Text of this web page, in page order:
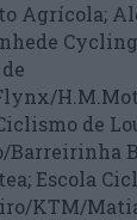
Agrícola;
de
Escola
KTM/